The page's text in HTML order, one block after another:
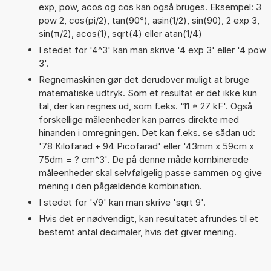
exp, pow, acos og cos kan også bruges. Eksempel: 3
pow 2, cos(pi/2), tan(90°), asin(1/2), sin(90), 2 exp 3,
sin(π/2), acos(1), sqrt(4) eller atan(1/4)
I stedet for '4^3' kan man skrive '4 exp 3' eller '4 pow
3'.
Regnemaskinen gør det derudover muligt at bruge
matematiske udtryk. Som et resultat er det ikke kun
tal, der kan regnes ud, som f.eks. '11 * 27 kF'. Også
forskellige måleenheder kan parres direkte med
hinanden i omregningen. Det kan f.eks. se sådan ud:
'78 Kilofarad + 94 Picofarad' eller '43mm x 59cm x
75dm = ? cm^3'. De på denne måde kombinerede
måleenheder skal selvfølgelig passe sammen og give
mening i den pågældende kombination.
I stedet for '√9' kan man skrive 'sqrt 9'.
Hvis det er nødvendigt, kan resultatet afrundes til et
bestemt antal decimaler, hvis det giver mening.